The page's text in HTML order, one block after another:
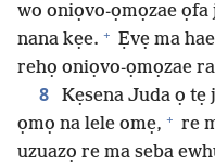
wo oniọvo-ọmọzae ọfa
nana kẹe. + Ẹvẹ ma
rehọ oniọvo-ọmọzae rai
8
Kẹsena Juda ọ tẹ
ọmọ na lele omẹ, + re
uzuazọ re ma seba